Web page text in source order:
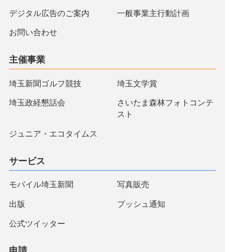
デジタル広告のご案内 一般事業主行動計画
お問い合わせ
主催事業
埼玉新聞ゴルフ競技 埼玉文学賞
埼玉政経懇話会
さいたま森林フォトコンテ
スト
ジュニア・エコタイムス
サービス
モバイル埼玉新聞 写真販売
出版 プッシュ通知
公式ツイッター